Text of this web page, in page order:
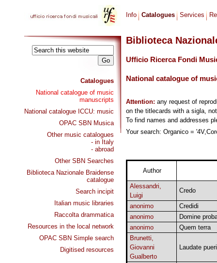
Catalogues
National catalogue of music
manuscripts
National catalogue ICCU: music
OPAC SBN Musica
Other music catalogues
- in Italy
- abroad
Other SBN Searches
Biblioteca Nazionale Braidense
catalogue
Search incipit
Italian music libraries
Raccolta drammatica
Resources in the local network
OPAC SBN Simple search
Digitised resources
Info Catalogues Services
Biblioteca
Ufficio Ricerca Fondi
National catalogue of
Attention: any request of
on the titlecards with a sigla,
To find names and addresses
Your search: Organico =
Author
Alessandri,
Luigi
Credo
anonimo
Credidi
anonimo
Domine
anonimo
Quem terra
Brunetti,
Giovanni
Gualberto
Laudate pueri